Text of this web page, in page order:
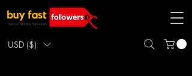
USD ($)